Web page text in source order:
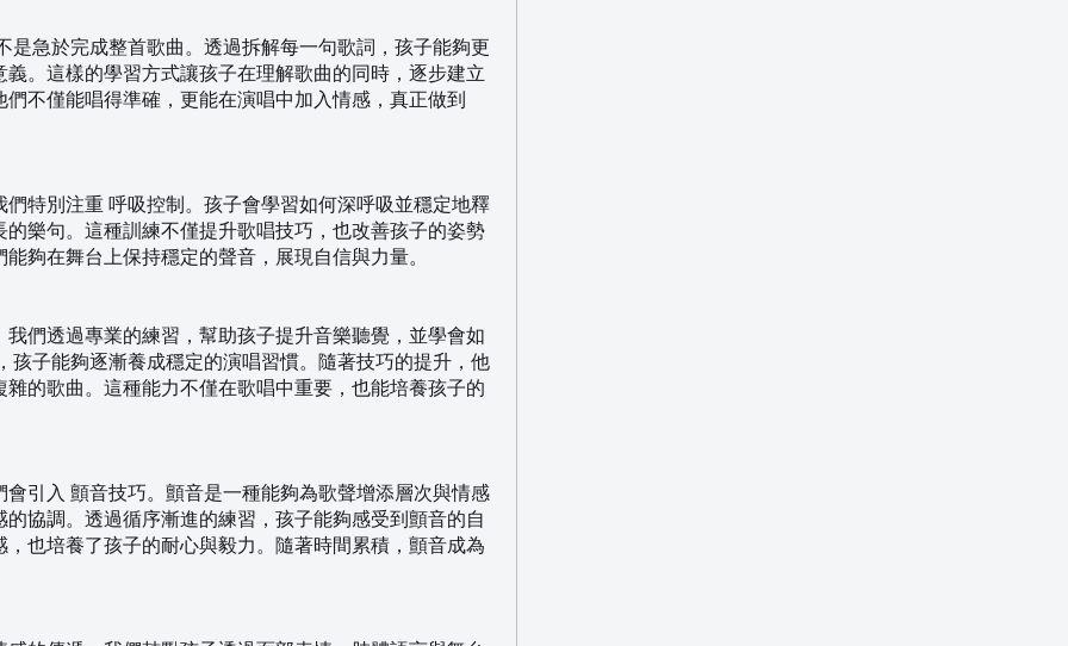
是急於完成整首歌曲。透過拆解每一句歌詞，孩子能夠更
。這樣的學習方式讓孩子在理解歌曲的同時，逐步建立
不僅能唱得準確，更能在演唱中加入情感，真正做到
特別注重 呼吸控制。孩子會學習如何深呼吸並穩定地釋
樂句。這種訓練不僅提升歌唱技巧，也改善孩子的姿勢
夠在舞台上保持穩定的聲音，展現自信與力量。
們透過專業的練習，幫助孩子提升音樂聽覺，並學會如
孩子能夠逐漸養成穩定的演唱習慣。隨著技巧的提升，他
的歌曲。這種能力不僅在歌唱中重要，也能培養孩子的
引入 顫音技巧。顫音是一種能夠為歌聲增添層次與情感
協調。透過循序漸進的練習，孩子能夠感受到顫音的自
也培養了孩子的耐心與毅力。隨著時間累積，顫音成為